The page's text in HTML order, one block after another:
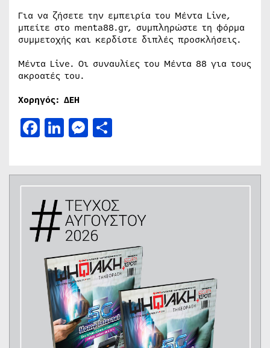
Για να ζήσετε την εμπειρία του Mέντα Live,
μπείτε στο menta88.gr, συμπληρώστε τη φόρμα
συμμετοχής και κερδίστε διπλές προσκλήσεις.
Mέντα Live. Οι συναυλίες του Μέντα 88 για τους
ακροατές του.
Χορηγός: ΔΕΗ
Facebook
LinkedIn
Messenger